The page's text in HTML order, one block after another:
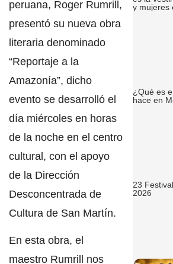
peruana, Roger Rumrill,
presentó su nueva obra
literaria denominado
“Reportaje a la
Amazonía”, dicho
evento se desarrolló el
día miércoles en horas
de la noche en el centro
cultural, con el apoyo
de la Dirección
Desconcentrada de
Cultura de San Martín.
En esta obra, el
maestro Rumrill
nos
y mujeres
¿Qué es
hace en
23
2026